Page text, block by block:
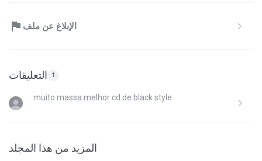
الإبلاغ عن ملف
التعليقات 1
muito massa melhor cd de black style
المزيد من هذا المجلد